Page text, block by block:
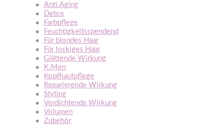
Anti.Aging
Detox
Farbpflege
Feuchtigkeitsspendend
Für blondes Haar
Für lockiges Haar
Glättende Wirkung
K.Men
Kopfhautpflege
Reparierende Wirkung
Styling
Verdichtende Wirkung
Volumen
Zubehör